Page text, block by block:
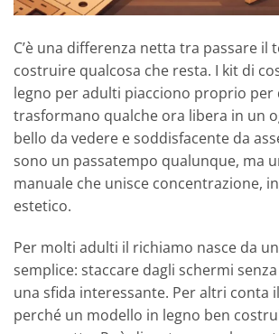
C’è una differenza netta tra passare il
costruire qualcosa che resta. I kit di
legno per adulti piacciono proprio per
trasformano qualche ora libera in un
bello da vedere e soddisfacente da
sono un passatempo qualunque, ma
manuale che unisce concentrazione,
estetico.
Per molti adulti il richiamo nasce da
semplice: staccare dagli schermi
una sfida interessante. Per altri conta
perché un modello in legno ben